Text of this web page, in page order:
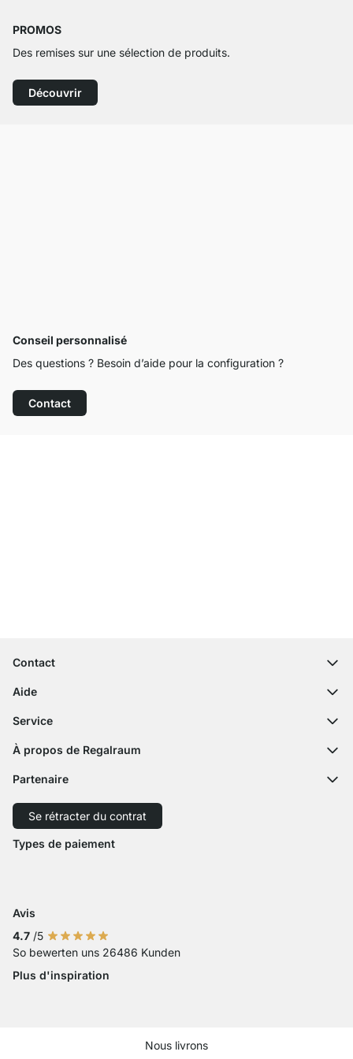
PROMOS
Des remises sur une sélection de produits.
Découvrir
Conseil personnalisé
Des questions ? Besoin d’aide pour la configuration ?
Contact
Contact
contact@regalraum.com
Formulaire de contact
Aide
Questions fréquentes
Expédition
Paiement
Droit de rétractation
Accessibilité
Service
Configurateur
Service découpe
À propos de Regalraum
L'équipe
Partenaire
Expédition avec GLS
Expédition avec Schenker
Se rétracter du contrat
Types de paiement
Avis
4.7 /5
So bewerten uns 26486 Kunden
Plus d'inspiration
Nous livrons